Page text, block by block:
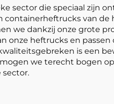
sector die speciaal zijn
van
we dankzij onze grote
onze heftrucks en
is een
we terecht bogen